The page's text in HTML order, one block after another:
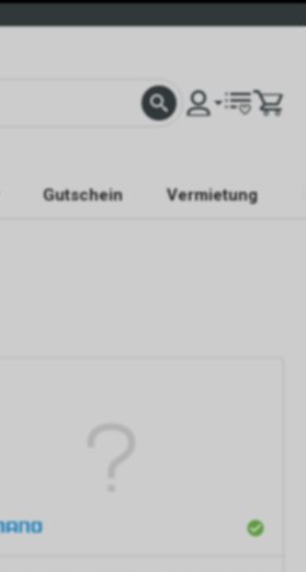
Gutschein Vermietung